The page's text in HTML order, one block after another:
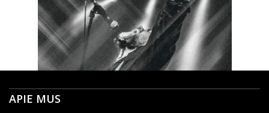
APIE MUS